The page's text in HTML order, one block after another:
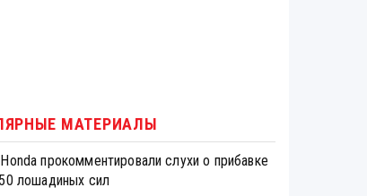
МАТЕРИАЛЫ
прокомментировали слухи о прибавке
лошадиных сил